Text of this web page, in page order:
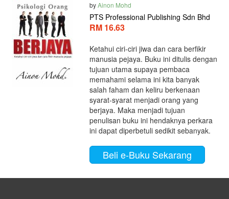
byAinon Mohd
PTS Professional Publishing Sdn Bhd
RM 16.63
Ketahui ciri-ciri jiwa dan cara berfikir
manusia pejaya. Buku ini ditulis dengan
tujuan utama supaya pembaca
memahami selama ini kita banyak
salah faham dan keliru berkenaan
syarat-syarat menjadi orang yang
berjaya. Maka menjadi tujuan
penulisan buku ini hendaknya perkara
ini dapat diperbetuli sedikit sebanyak.
Beli e-Buku Sekarang